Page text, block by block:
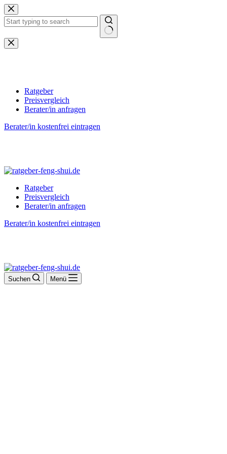
Zum
Inhalt
springen
Keine
Ergebnisse
Ratgeber
Preisvergleich
Berater/in anfragen
Berater/in kostenfrei eintragen
Ratgeber
Preisvergleich
Berater/in anfragen
Berater/in kostenfrei eintragen
Suchen Menü